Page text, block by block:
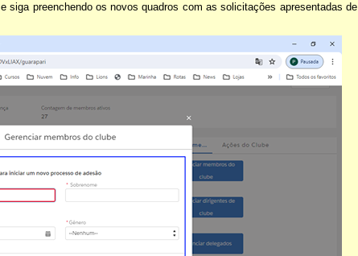
e siga preenchendo os novos quadros com as solicitações apresentadas de